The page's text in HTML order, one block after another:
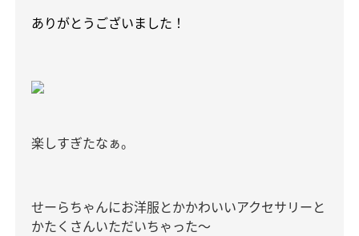
ありがとうございました！
楽しすぎたなぁ。
せーらちゃんにお洋服とかかわいいアクセサリーと
かたくさんいただいちゃった〜